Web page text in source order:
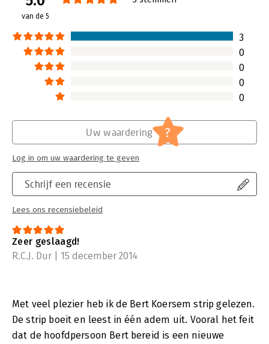
Hoofdrubriek:
van de 5
3
0
0
0
0
Schrijf een recensie
Lees ons recensiebeleid
Uw waardering ?
Log in om uw waardering te geven
Zeer geslaagd!
R.C.J. Dur | 15 december 2014
Met veel plezier heb ik de Bert Koersem strip gelezen.
De strip boeit en leest in één adem uit. Vooral het feit
dat de hoofdpersoon Bert bereid is een nieuwe